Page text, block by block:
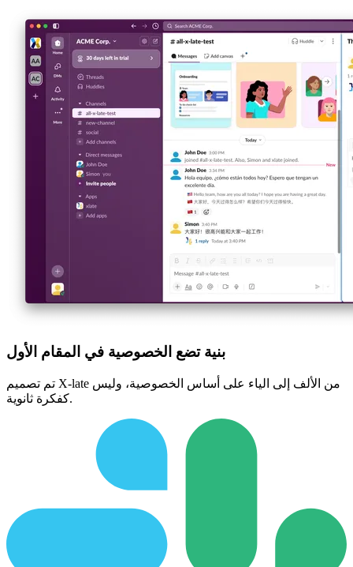
بنية تضع الخصوصية في المقام الأول
تم تصميم X-late من الألف إلى الياء على أساس الخصوصية، وليس
كفكرة ثانوية.